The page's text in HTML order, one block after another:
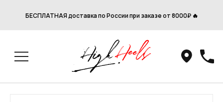
БЕСПЛАТНАЯ доставка по России при заказе от 8000₽ 🔥